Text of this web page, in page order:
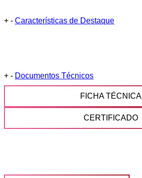
+ - Características de Destaque
+ - Documentos Técnicos
FICHA TÉCNICA
CERTIFICADO